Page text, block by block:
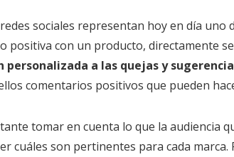
sociales representan hoy en día uno
con un producto, directamente
a las quejas y
comentarios positivos que pueden
tomar en cuenta lo que la audiencia
cuáles son pertinentes para cada